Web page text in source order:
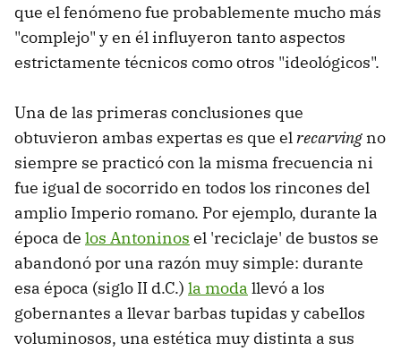
que el fenómeno fue probablemente mucho más
"complejo" y en él influyeron tanto aspectos
estrictamente técnicos como otros "ideológicos".
Una de las primeras conclusiones que
obtuvieron ambas expertas es que elrecarving no
siempre se practicó con la misma frecuencia ni
fue igual de socorrido en todos los rincones del
amplio Imperio romano. Por ejemplo, durante la
época de los Antoninos el 'reciclaje' de bustos se
abandonó por una razón muy simple: durante
esa época (siglo II d.C.) la moda llevó a los
gobernantes a llevar barbas tupidas y cabellos
voluminosos, una estética muy distinta a sus